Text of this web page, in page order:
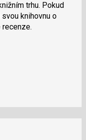
trhu. Pokud
knihovnu o
recenze.